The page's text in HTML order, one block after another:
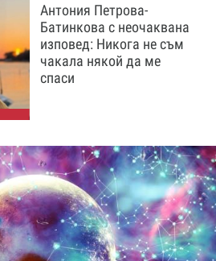
Антония Петрова-
Батинкова с неочаквана
изповед: Никога не съм
чакала някой да ме
спаси